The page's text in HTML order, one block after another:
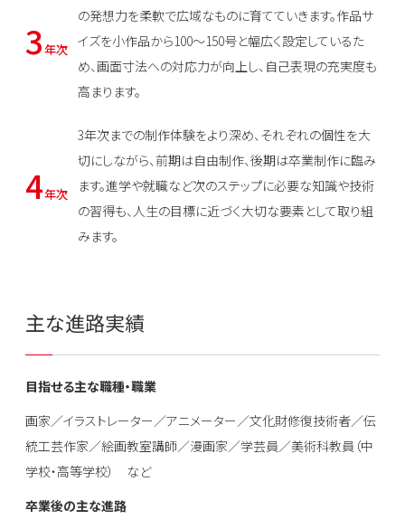
3年次
の発想力を柔軟で広域なものに育てていきます。作品サ
イズを小作品から100～150号と幅広く設定しているた
め、画面寸法への対応力が向上し、自己表現の充実度も
高まります。
4年次
3年次までの制作体験をより深め、それぞれの個性を大
切にしながら、前期は自由制作、後期は卒業制作に臨み
ます。進学や就職など次のステップに必要な知識や技術
の習得も、人生の目標に近づく大切な要素として取り組
みます。
主な進路実績
目指せる主な職種・職業
画家／イラストレーター／アニメーター／文化財修復技術者／伝
統工芸作家／絵画教室講師／漫画家／学芸員／美術科教員（中
学校・高等学校） など
卒業後の主な進路